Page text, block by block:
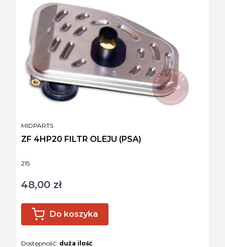
Kod produktu
215
ZF 4HP20 FILTR OLEJU (PSA)
PRODUCENT
MIDPARTS
Cena
48,00 zł
Do koszyka
Dostępność: duża ilość